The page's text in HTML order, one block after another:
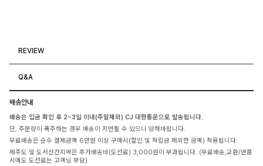
REVIEW
Q&A
배송안내
배송은 입금 확인 후 2~3일 이내(주말제외) CJ 대한통운으로 발송됩니다.
단, 주문량이 폭주하는 경우 배송이 지연될 수 있으니 양해바랍니다.
무료배송은 순수 결제금액 6만원 이상 구매시(할인 및 적립금 제외한 금액) 적용됩니다.
제주도 및 도서산간지역은 추가배송비(도선료) 3,000원이 부과됩니다. (무료배송,교환/반품
시에도 도선료는 고객님 부담)